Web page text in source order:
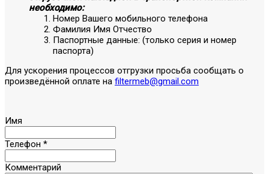
необходимо:
Номер Вашего мобильного телефона
Фамилия Имя Отчество
Паспортные данные: (только серия и номер
паспорта)
Для ускорения процессов отгрузки просьба сообщать о
произведённой оплате на filtermeb@gmail.com
Имя
Телефон *
Комментарий